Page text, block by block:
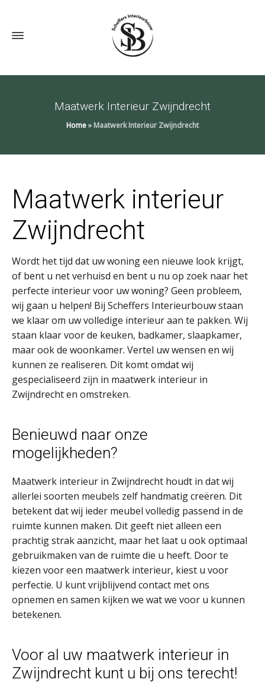
Maatwerk Interieur Zwijndrecht
Home»Maatwerk Interieur Zwijndrecht
Maatwerk interieur
Zwijndrecht
Wordt het tijd dat uw woning een nieuwe look krijgt,
of bent u net verhuisd en bent u nu op zoek naar het
perfecte interieur voor uw woning? Geen probleem,
wij gaan u helpen! Bij Scheffers Interieurbouw staan
we klaar om uw volledige interieur aan te pakken. Wij
staan klaar voor de keuken, badkamer, slaapkamer,
maar ook de woonkamer. Vertel uw wensen en wij
kunnen ze realiseren. Dit komt omdat wij
gespecialiseerd zijn in maatwerk interieur in
Zwijndrecht en omstreken.
Benieuwd naar onze
mogelijkheden?
Maatwerk interieur in Zwijndrecht houdt in dat wij
allerlei soorten meubels zelf handmatig creëren. Dit
betekent dat wij ieder meubel volledig passend in de
ruimte kunnen maken. Dit geeft niet alleen een
prachtig strak aanzicht, maar het laat u ook optimaal
gebruikmaken van de ruimte die u heeft. Door te
kiezen voor een maatwerk interieur, kiest u voor
perfectie. U kunt vrijblijvend contact met ons
opnemen en samen kijken we wat we voor u kunnen
betekenen.
Voor al uw maatwerk interieur in
Zwijndrecht kunt u bij ons terecht!